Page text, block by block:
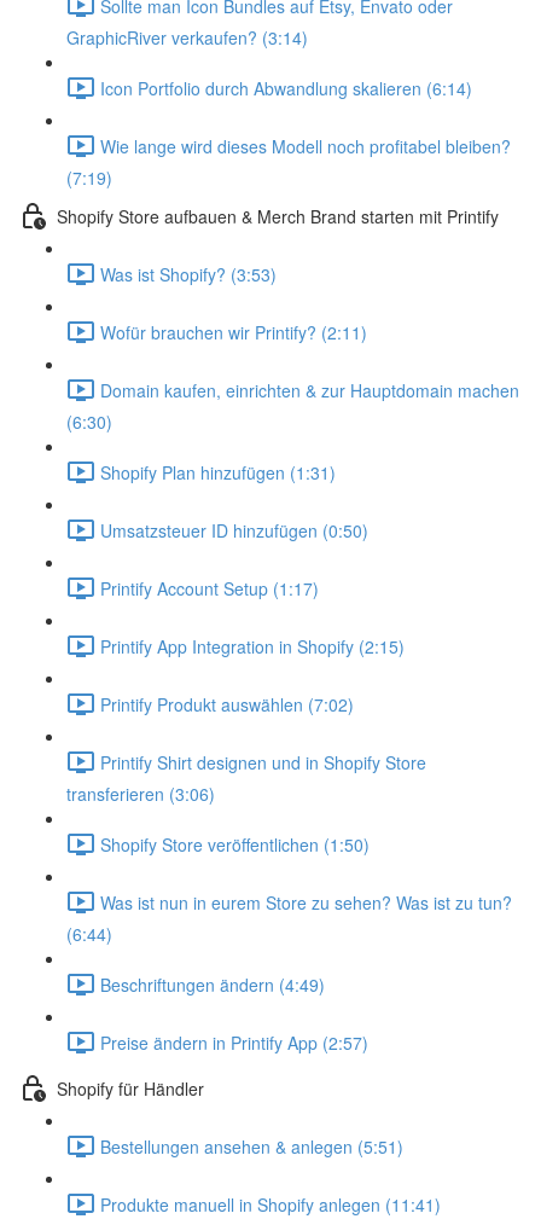
Sollte man Icon Bundles auf Etsy, Envato oder
GraphicRiver verkaufen? (3:14)
Icon Portfolio durch Abwandlung skalieren (6:14)
Wie lange wird dieses Modell noch profitabel bleiben?
(7:19)
Shopify Store aufbauen & Merch Brand starten mit Printify
Was ist Shopify? (3:53)
Wofür brauchen wir Printify? (2:11)
Domain kaufen, einrichten & zur Hauptdomain machen
(6:30)
Shopify Plan hinzufügen (1:31)
Umsatzsteuer ID hinzufügen (0:50)
Printify Account Setup (1:17)
Printify App Integration in Shopify (2:15)
Printify Produkt auswählen (7:02)
Printify Shirt designen und in Shopify Store
transferieren (3:06)
Shopify Store veröffentlichen (1:50)
Was ist nun in eurem Store zu sehen? Was ist zu tun?
(6:44)
Beschriftungen ändern (4:49)
Preise ändern in Printify App (2:57)
Shopify für Händler
Bestellungen ansehen & anlegen (5:51)
Produkte manuell in Shopify anlegen (11:41)